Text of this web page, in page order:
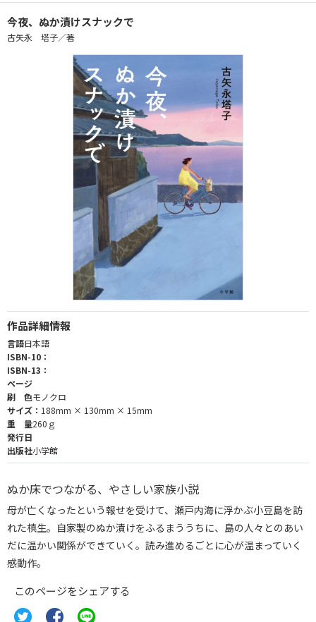
今夜、ぬか漬けスナックで
古矢永 塔子／著
作品詳細情報
言語日本語
ISBN-10：
ISBN-13：
ページ
刷 色モノクロ
サイズ： 188mm × 130mm × 15mm
重 量260ｇ
発行日
出版社小学館
ぬか床でつながる、やさしい家族小説
母が亡くなったという報せを受けて、瀬戸内海に浮かぶ小豆島を訪
れた槙生。自家製のぬか漬けをふるまううちに、島の人々とのあい
だに温かい関係ができていく。読み進めるごとに心が温まっていく
感動作。
このページをシェアする